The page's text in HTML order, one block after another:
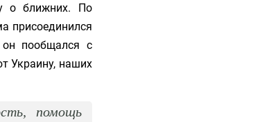
о ближних. По
присоединился
он пообщался с
Украину, наших
помощь